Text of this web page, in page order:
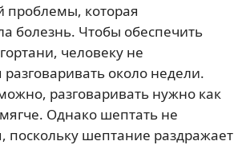
проблемы, которая
болезнь. Чтобы обеспечить
человеку не
около недели.
разговаривать нужно как
Однако шептать не
поскольку шептание раздражает